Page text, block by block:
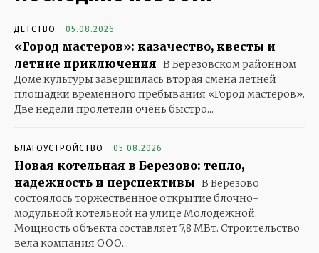
ДЕТСТВО 05.08.2026
«Город мастеров»: казачество, квесты и
летние приключения В Березовском районном
Доме культуры завершилась вторая смена летней
площадки временного пребывания «Город мастеров».
Две недели пролетели очень быстро...
БЛАГОУСТРОЙСТВО 05.08.2026
Новая котельная в Березово: тепло,
надежность и перспективы В Березово
состоялось торжественное открытие блочно-
модульной котельной на улице Молодежной.
Мощность объекта составляет 7,8 МВт. Строительство
вела компания ООО...